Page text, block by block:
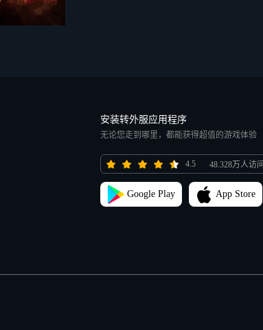
安装转外服应用程序
无论您走到哪里，都能获得超值的游戏体验
4.5 48.328万人访问
Google Play App Store